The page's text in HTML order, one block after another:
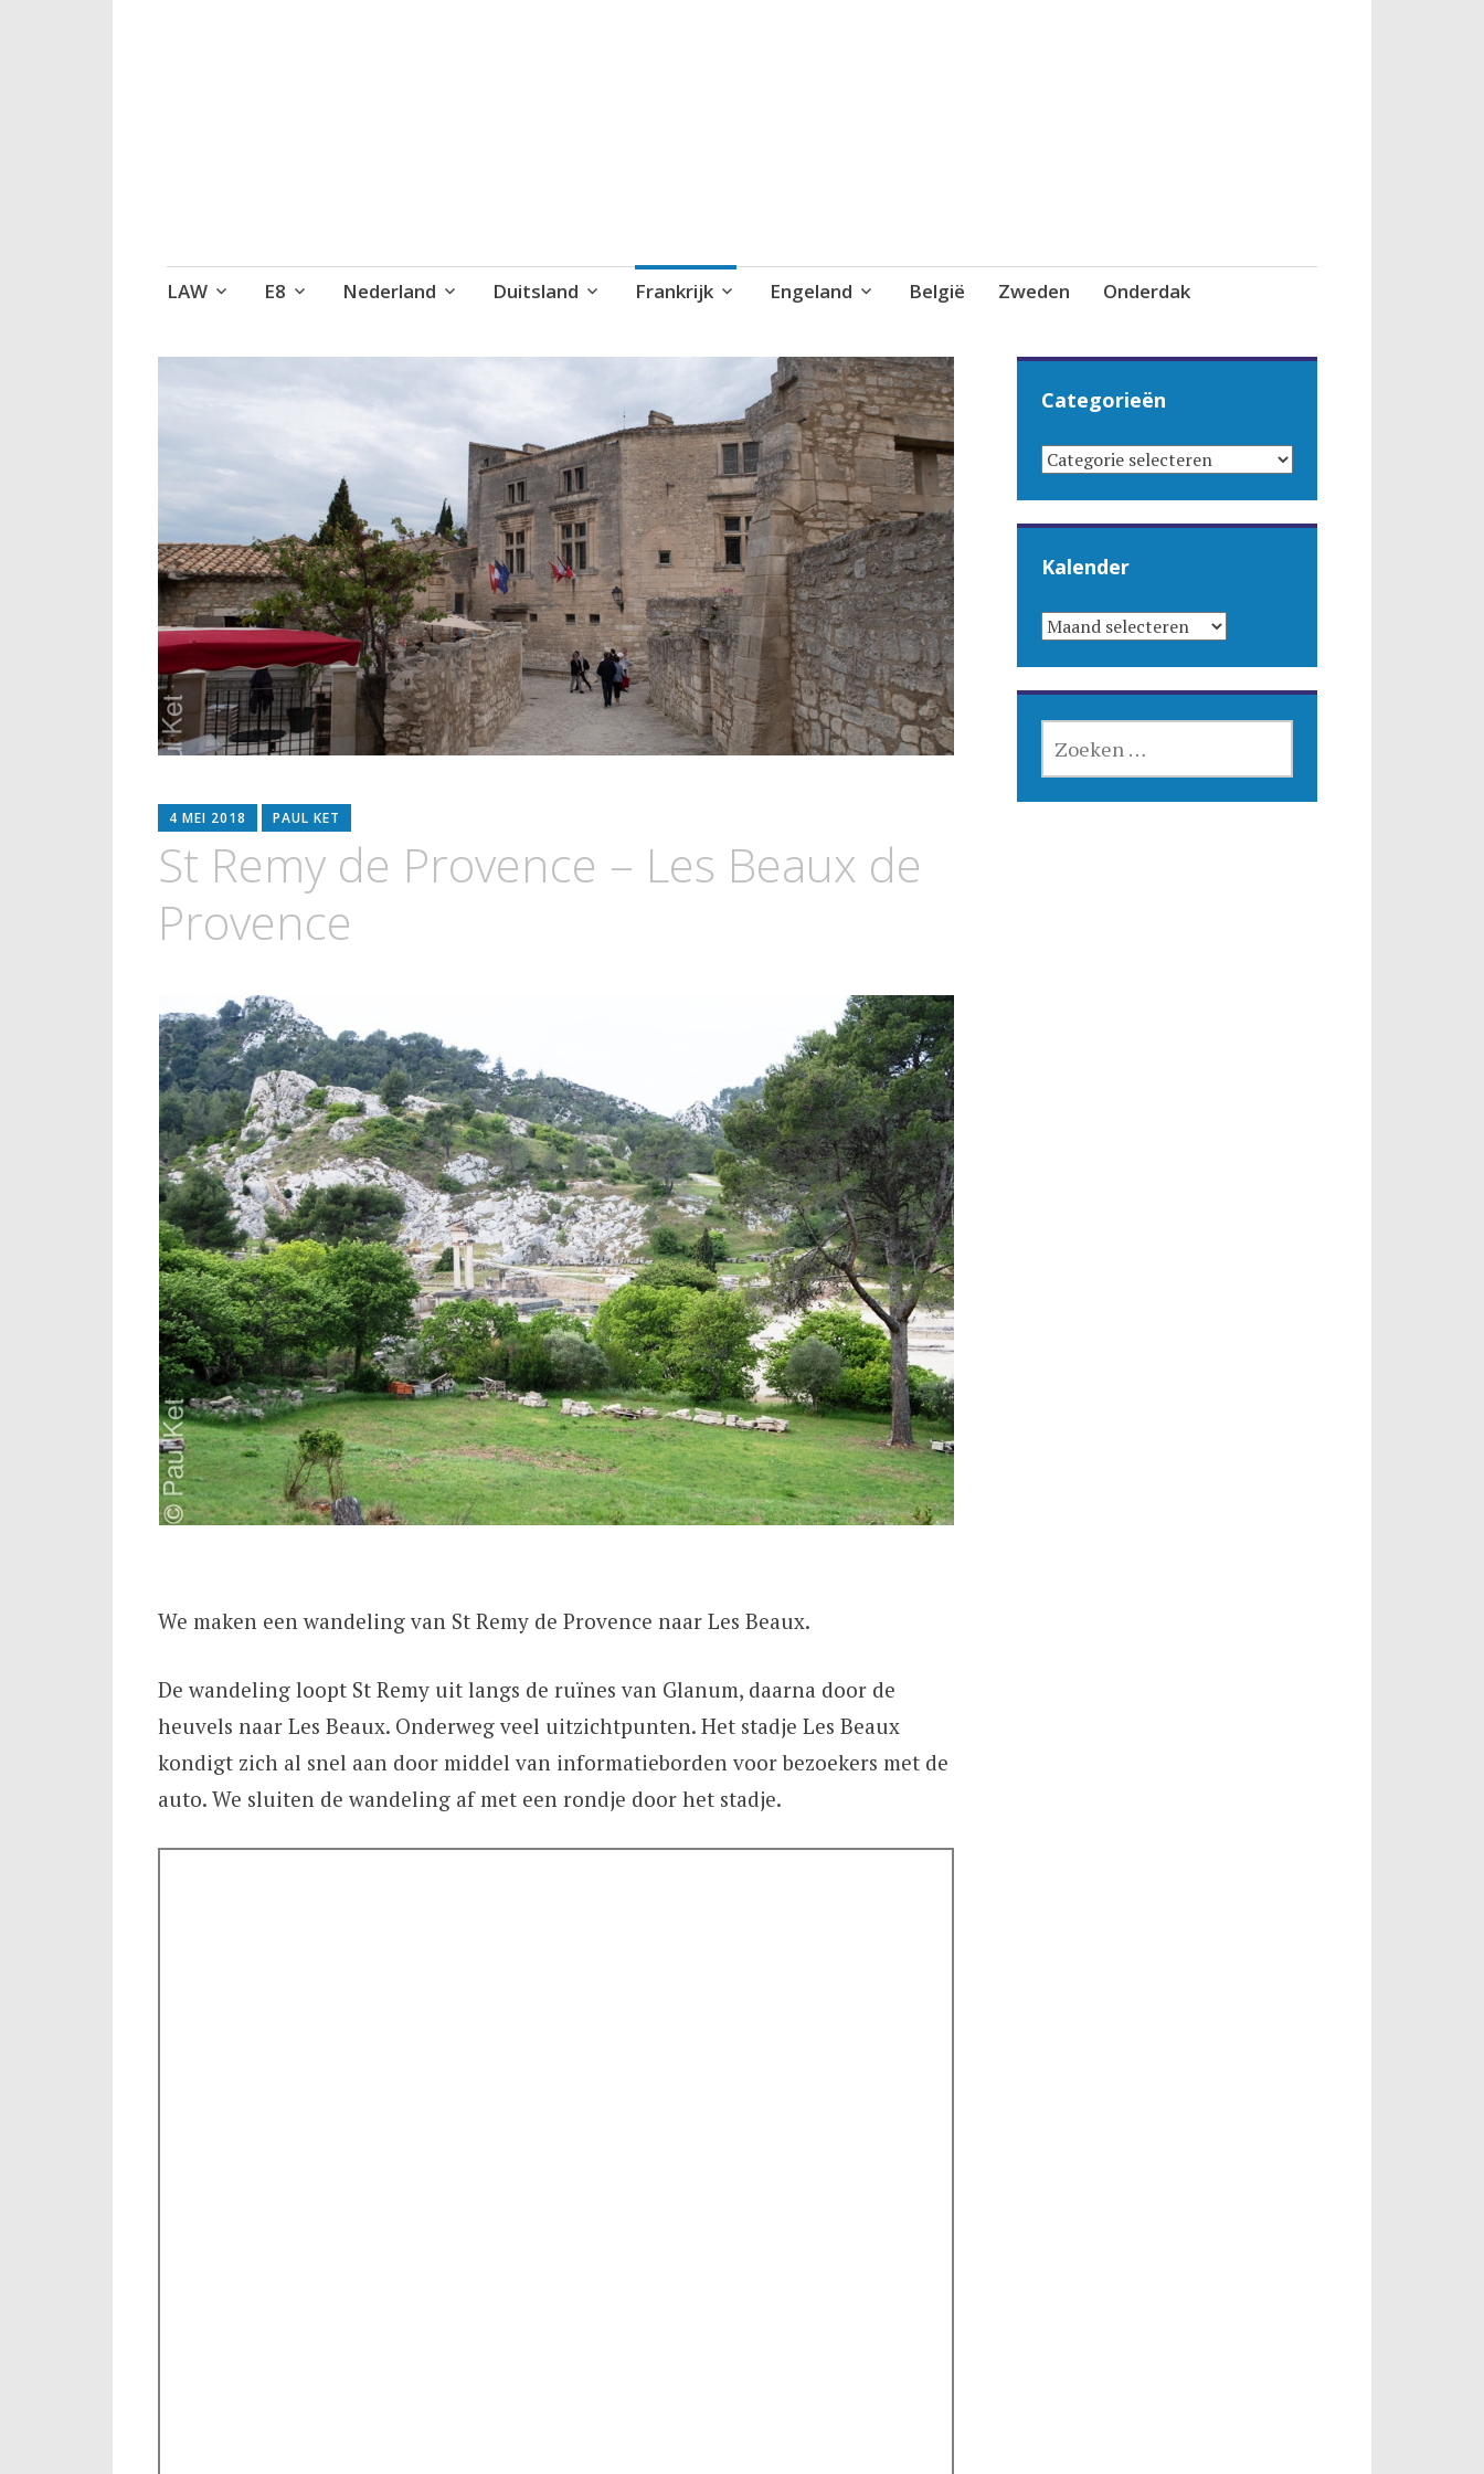
Naar
LAW E8 Nederland Duitsland Frankrijk Engeland België Zweden Onderdak
4 MEI 2018 PAUL KET
St Remy de Provence – Les Beaux de
Provence
We maken een wandeling van St Remy de Provence naar Les Beaux.
De wandeling loopt St Remy uit langs de ruïnes van Glanum, daarna door de
heuvels naar Les Beaux. Onderweg veel uitzichtpunten. Het stadje Les Beaux
kondigt zich al snel aan door middel van informatieborden voor bezoekers met de
auto. We sluiten de wandeling af met een rondje door het stadje.
Categorieën
CATEGORIEËN
Kalender
KALENDER
NAAR: